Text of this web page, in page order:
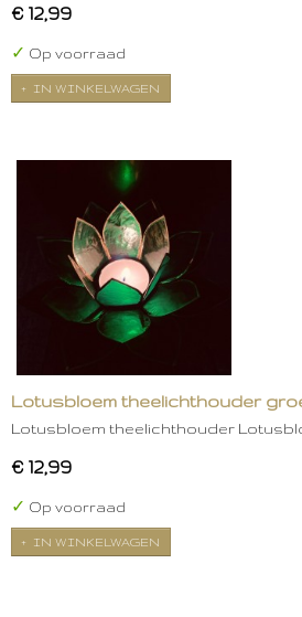
€ 12,99
✓ Op voorraad
IN WINKELWAGEN
Lotusbloem theelichthouder
Lotusbloem theelichthouder
€ 12,99
✓ Op voorraad
IN WINKELWAGEN